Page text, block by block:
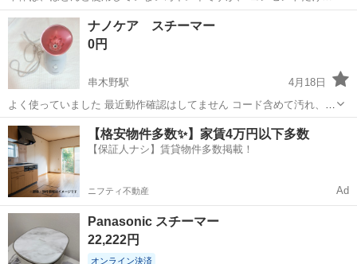
少し傷があります。 動作確認済みですぐ使えます 。 ※目立つ汚れや
傷はありませんが、中古品、自宅保管になるため、ご理解ある方のみ
よろしくお願いします。 細か...
鹿児島 鹿児島市
ナノケア スチーマー
0円
串木野駅
4月18日
よく使っていました 最近動作確認はしてません コード含めて汚れ、状
態はよくないと思いますがまだ使えるはずです。
鹿児島 いちき串木野市 串木野駅 美容家電 ナノケア
【格安物件多数✨】家賃4万円以下多数
【保証人ナシ】賃貸物件多数掲載！
ニフティ不動産 Ad
Panasonic スチーマー
22,222円
オンライン決済